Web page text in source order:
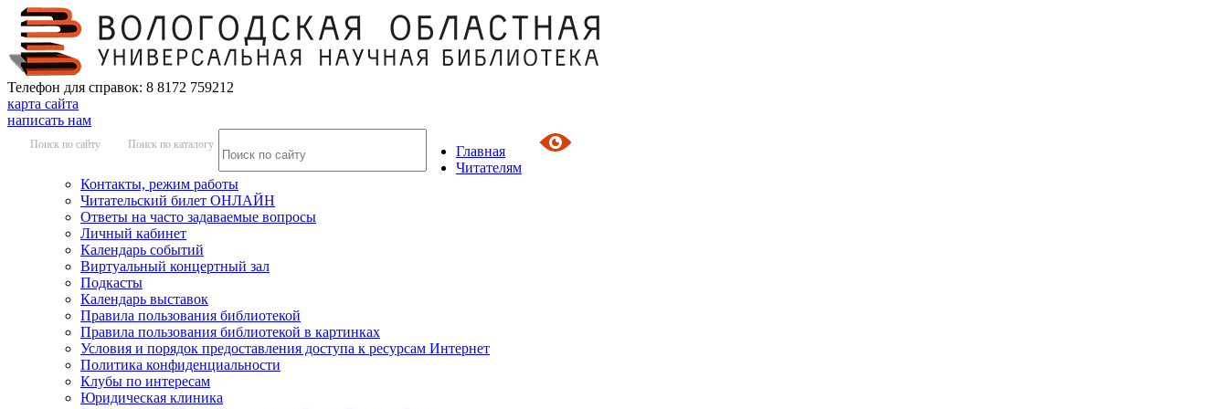
Телефон для справок: 8 8172 759212
карта сайта
написать нам
Поиск по сайту Поиск по каталогу
Главная
Читателям
Контакты, режим работы
Читательский билет ОНЛАЙН
Ответы на часто задаваемые вопросы
Личный кабинет
Календарь событий
Виртуальный концертный зал
Подкасты
Календарь выставок
Правила пользования библиотекой
Правила пользования библиотекой в картинках
Условия и порядок предоставления доступа к ресурсам Интернет
Политика конфиденциальности
Клубы по интересам
Юридическая клиника